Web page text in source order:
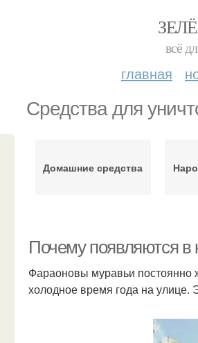
всё
главная
Средства для
Домашние средства
Почему появляются в
Фараоновы муравьи
холодное время года на